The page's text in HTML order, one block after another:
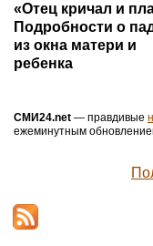
«Отец кричал и
Подробности о
из окна матери и
ребенка
СМИ24.net — правдивые
ежеминутным